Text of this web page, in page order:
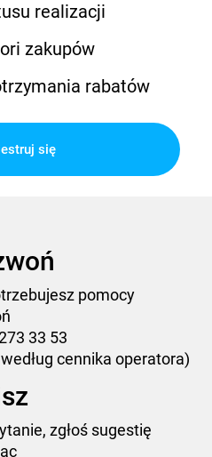
realizacji
zakupów
rabatów
się
pomocy
33 53
cennika operatora)
zgłoś sugestię